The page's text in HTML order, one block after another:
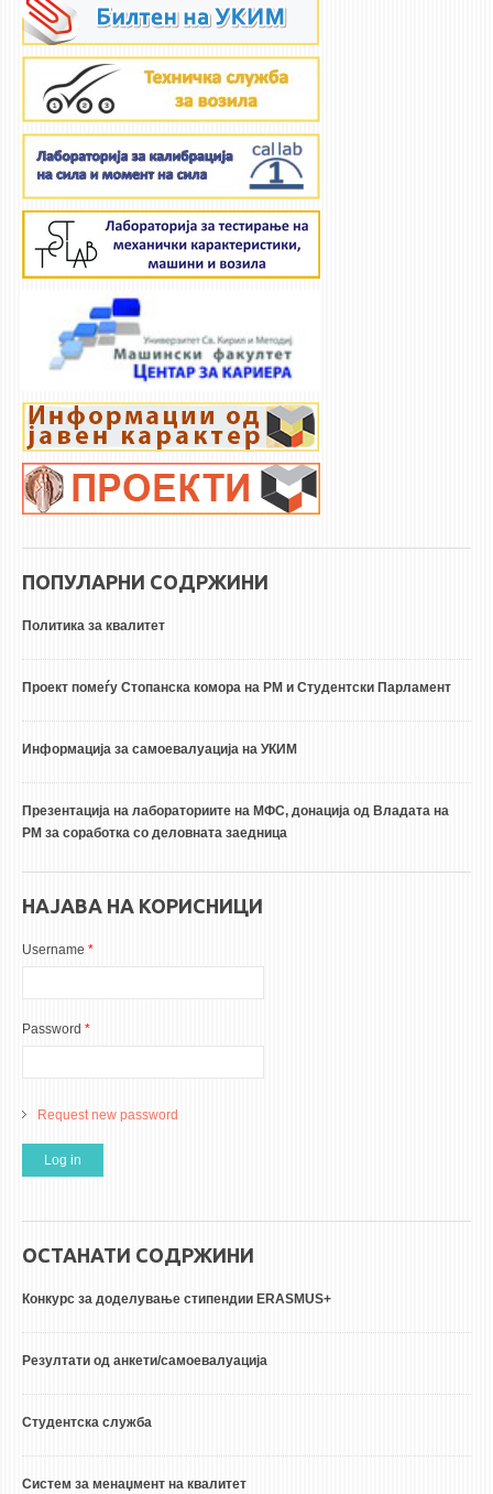
ПОПУЛАРНИ СОДРЖИНИ
Политика за квалитет
Проект помеѓу Стопанска комора на РМ и Студентски Парламент
Информација за самоевалуација на УКИМ
Презентација на лабораториите на МФС, донација од Владата на
РМ за соработка со деловната заедница
НАЈАВА НА КОРИСНИЦИ
Username *
Password *
Request new password
ОСТАНАТИ СОДРЖИНИ
Конкурс за доделување стипендии ERASMUS+
Резултати од анкети/самоевалуација
Студентска служба
Систем за менаџмент на квалитет